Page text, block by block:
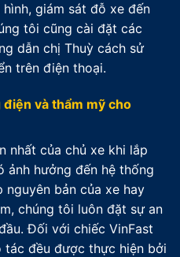
giám sát đỗ xe đến
tôi cũng cài đặt các
dẫn chị Thuỳ cách sử
trên điện thoại.
và thẩm mỹ cho
nhất của chủ xe khi lắp
ảnh hưởng đến hệ thống
bản của xe hay
chúng tôi luôn đặt sự an
Đối với chiếc VinFast
tác đều được thực hiện bởi